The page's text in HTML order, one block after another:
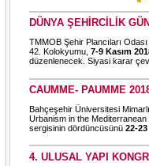
DÜNYA ŞEHİRCİLİK
TMMOB Şehir Plancıları
42. Kolokyumu, 7-9 Kasım
düzenlenecek. Siyasi karar
CAUMME- PAUMME
Bahçeşehir Üniversitesi
Urbanism in the Mediterranean
sergisinin dördüncüsünü 22-
4. ULUSAL YAPI